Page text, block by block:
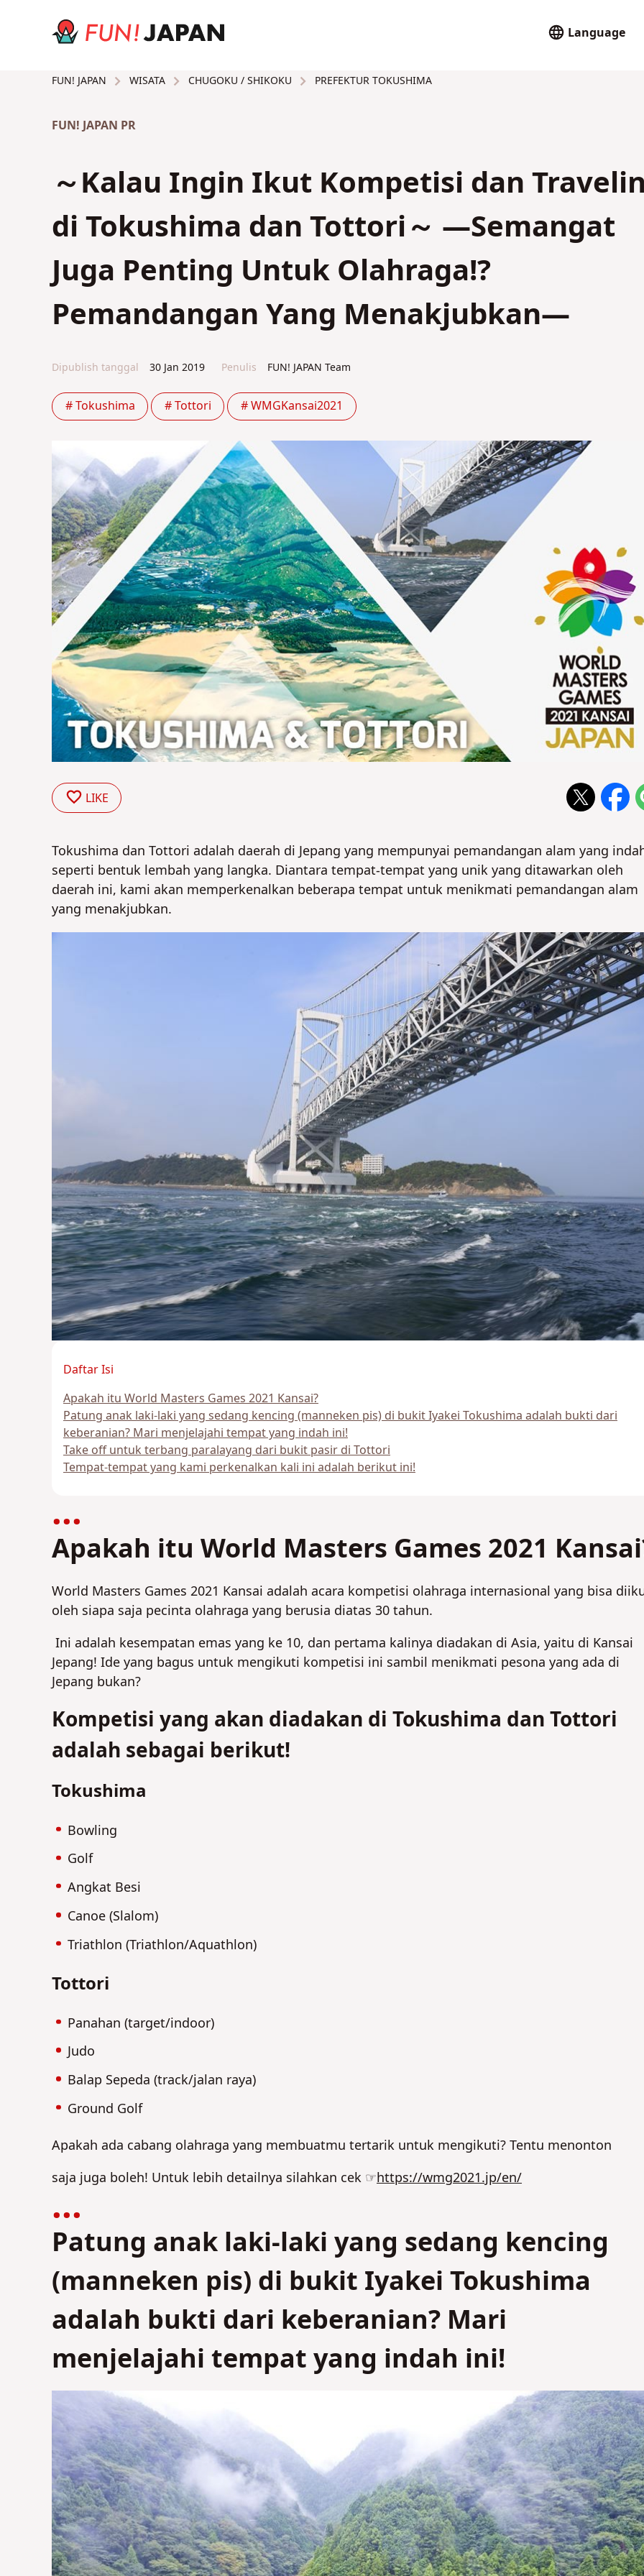
Language
FUN! JAPAN WISATA CHUGOKU / SHIKOKU PREFEKTUR TOKUSHIMA
FUN! JAPAN PR
～Kalau Ingin Ikut Kompetisi dan
di Tokushima dan Tottori～ ―Semangat
Juga Penting Untuk Olahraga!?
Pemandangan Yang Menakjubkan―
Dipublish tanggal 30 Jan 2019 Penulis FUN! JAPAN Team
# Tokushima # Tottori # WMGKansai2021
LIKE
Tokushima dan Tottori adalah daerah di Jepang yang mempunyai pemandangan alam yang
seperti bentuk lembah yang langka. Diantara tempat-tempat yang unik yang ditawarkan oleh
daerah ini, kami akan memperkenalkan beberapa tempat untuk menikmati pemandangan alam
yang menakjubkan.
Daftar Isi
Apakah itu World Masters Games 2021 Kansai?
Patung anak laki-laki yang sedang kencing (manneken pis) di bukit Iyakei Tokushima adalah bukti dari
keberanian? Mari menjelajahi tempat yang indah ini!
Take off untuk terbang paralayang dari bukit pasir di Tottori
Tempat-tempat yang kami perkenalkan kali ini adalah berikut ini!
Apakah itu World Masters Games 2021
World Masters Games 2021 Kansai adalah acara kompetisi olahraga internasional yang bisa
oleh siapa saja pecinta olahraga yang berusia diatas 30 tahun.
Ini adalah kesempatan emas yang ke 10, dan pertama kalinya diadakan di Asia, yaitu di Kansai
Jepang! Ide yang bagus untuk mengikuti kompetisi ini sambil menikmati pesona yang ada di
Jepang bukan?
Kompetisi yang akan diadakan di Tokushima dan Tottori
adalah sebagai berikut!
Tokushima
Bowling
Golf
Angkat Besi
Canoe (Slalom)
Triathlon (Triathlon/Aquathlon)
Tottori
Panahan (target/indoor)
Judo
Balap Sepeda (track/jalan raya)
Ground Golf
Apakah ada cabang olahraga yang membuatmu tertarik untuk mengikuti? Tentu menonton
saja juga boleh! Untuk lebih detailnya silahkan cek ☞https://wmg2021.jp/en/
Patung anak laki-laki yang sedang kencing
(manneken pis) di bukit Iyakei Tokushima
adalah bukti dari keberanian? Mari
menjelajahi tempat yang indah ini!
TIDAK
TIDAK